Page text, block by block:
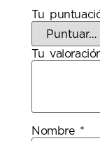
Tu
Tu
Nombre *